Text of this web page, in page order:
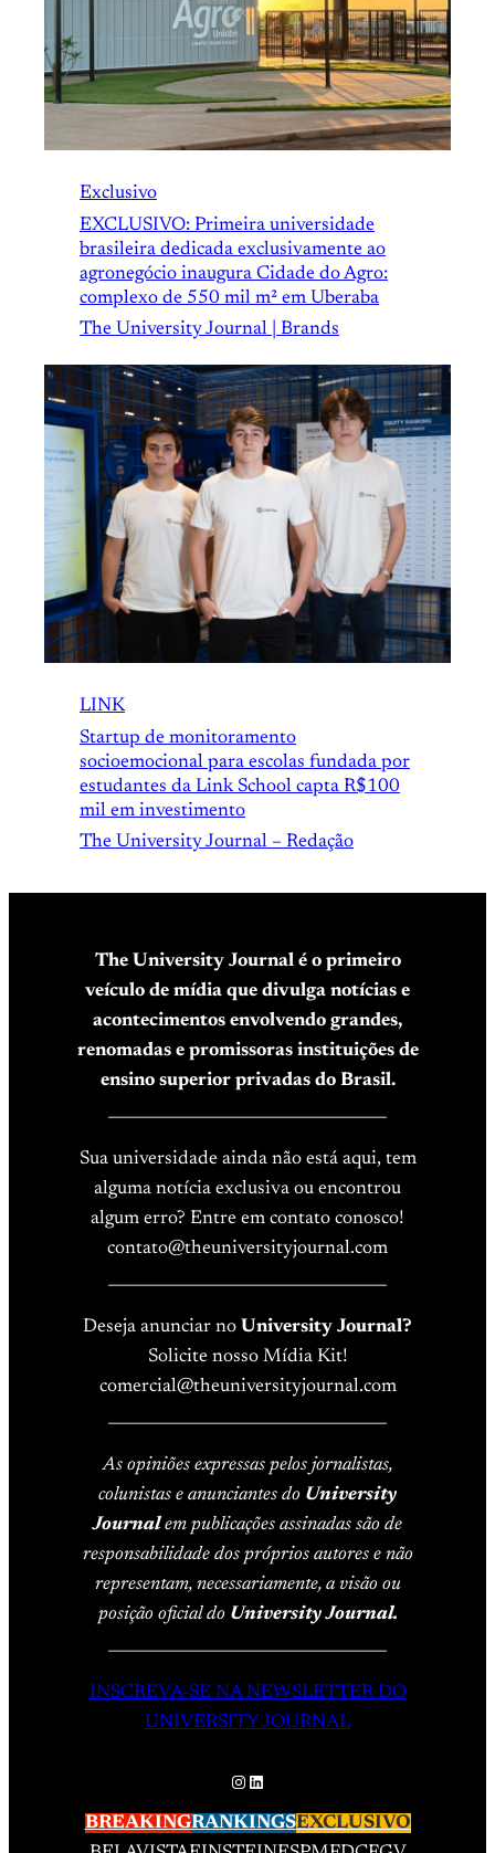
Exclusivo
EXCLUSIVO: Primeira universidade
brasileira dedicada exclusivamente ao
agronegócio inaugura Cidade do Agro:
complexo de 550 mil m² em Uberaba
The University Journal | Brands
LINK
Startup de monitoramento
socioemocional para escolas fundada por
estudantes da Link School capta R$100
mil em investimento
The University Journal – Redação
The University Journal é o primeiro
veículo de mídia que divulga notícias e
acontecimentos envolvendo grandes,
renomadas e promissoras instituições de
ensino superior privadas do Brasil.
Sua universidade ainda não está aqui, tem
alguma notícia exclusiva ou encontrou
algum erro? Entre em contato conosco!
contato@theuniversityjournal.com
Deseja anunciar no University Journal?
Solicite nosso Mídia Kit!
comercial@theuniversityjournal.com
As opiniões expressas pelos jornalistas,
colunistas e anunciantes do University
Journalem publicações assinadas são de
responsabilidade dos próprios autores e não
representam, necessariamente, a visão ou
posição oficial do University Journal.
INSCREVA-SE NA NEWSLETTER DO
UNIVERSITY JOURNAL
Instagram
LinkedIn
BREAKINGRANKINGSEXCLUSIVO